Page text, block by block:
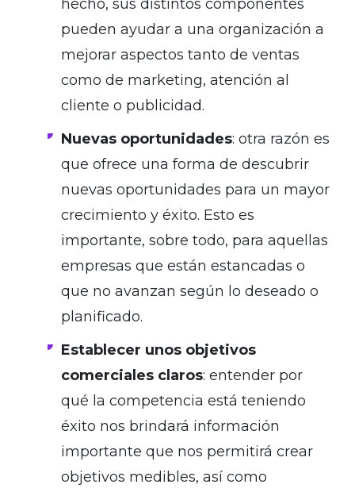
hecho, sus distintos componentes
pueden ayudar a una organización a
mejorar aspectos tanto de ventas
como de marketing, atención al
cliente o publicidad.
Nuevas oportunidades: otra razón es
que ofrece una forma de descubrir
nuevas oportunidades para un mayor
crecimiento y éxito. Esto es
importante, sobre todo, para aquellas
empresas que están estancadas o
que no avanzan según lo deseado o
planificado.
Establecer unos objetivos
comerciales claros: entender por
qué la competencia está teniendo
éxito nos brindará información
importante que nos permitirá crear
objetivos medibles, así como